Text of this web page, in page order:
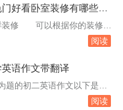
程。武汉科技大学和湖北工
科技大学的占地面积为2564
的占地面积为1500余亩。...
好看卧室装修有哪些注
装修 可以根据你的装修风
使用屏风是一种更为传统和
艺术品来装饰空间。你可以
使用帘子是一种简单而灵活
很容易。卧室用什么地板好
阅读
语作文带翻译
题的初二英语作文以下是中
以下是以"；Mybestholid
阅读